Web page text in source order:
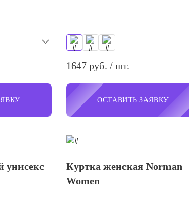
1647 руб. / шт.
ОСТАВИТЬ ЗАЯВКУ
унисекс
Куртка женская Norman
Women